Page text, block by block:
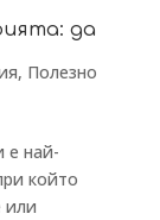
да
, Полезно
е най-
който
или